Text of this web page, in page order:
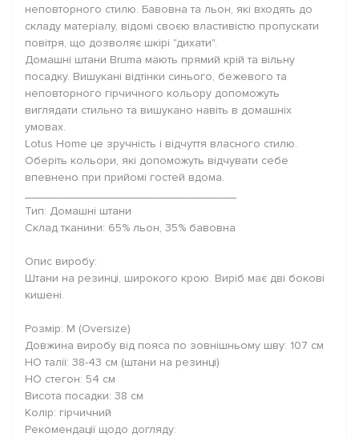
неповторного стилю. Бавовна та льон, які входять до
складу матеріалу, відомі своєю властивістю пропускати
повітря, що дозволяє шкірі "дихати".
Домашні штани Bruma мають прямий крій та вільну
посадку. Вишукані відтінки синього, бежевого та
неповторного гірчичного кольору допоможуть
виглядати стильно та вишукано навіть в домашніх
умовах.
Lotus Home це зручність і відчуття власного стилю.
Оберіть кольори, які допоможуть відчувати себе
впевнено при прийомі гостей вдома.
Тип: Домашні штани
Склад тканини: 65% льон, 35% бавовна
Опис виробу:
Штани на резинці, широкого крою. Виріб має дві бокові
кишені.
Розмір: М (Оversize)
Довжина виробу від пояса по зовнішньому шву: 107 см
НО талії: 38-43 см (штани на резинці)
НО стегон: 54 см
Висота посадки: 38 см
Колір: гірчичний
Рекомендації щодо догляду: